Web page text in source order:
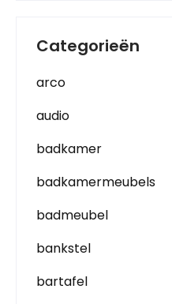
Categorieën
arco
audio
badkamer
badkamermeubels
badmeubel
bankstel
bartafel